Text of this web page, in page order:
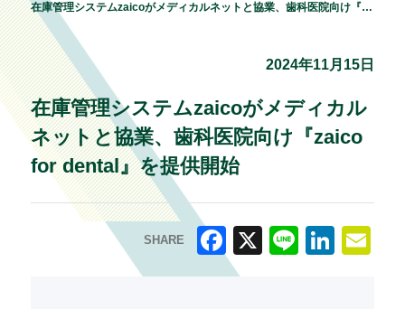
在庫管理システムzaicoがメディカルネットと協業、歯科医院向け『zaico for dental』を提供開始
2024年11月15日
在庫管理システムzaicoがメディカル
ネットと協業、歯科医院向け『zaico
for dental』を提供開始
SHARE
F